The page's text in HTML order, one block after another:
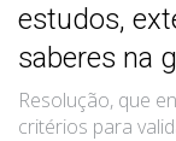
estudos,
saberes na
Resolução, que
critérios para